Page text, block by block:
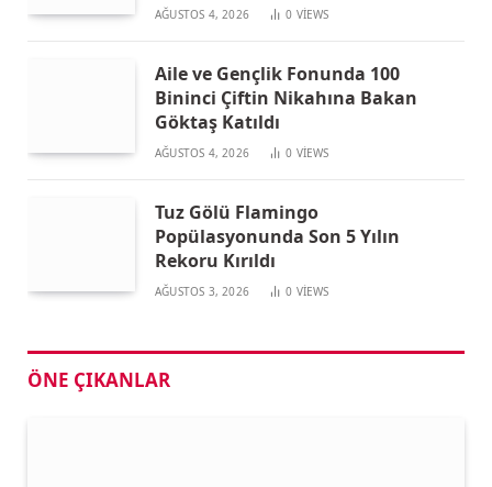
AĞUSTOS 4, 2026 0 VIEWS
Aile ve Gençlik Fonunda 100
Bininci Çiftin Nikahına Bakan
Göktaş Katıldı
AĞUSTOS 4, 2026 0 VIEWS
Tuz Gölü Flamingo
Popülasyonunda Son 5 Yılın
Rekoru Kırıldı
AĞUSTOS 3, 2026 0 VIEWS
ÖNE ÇIKANLAR